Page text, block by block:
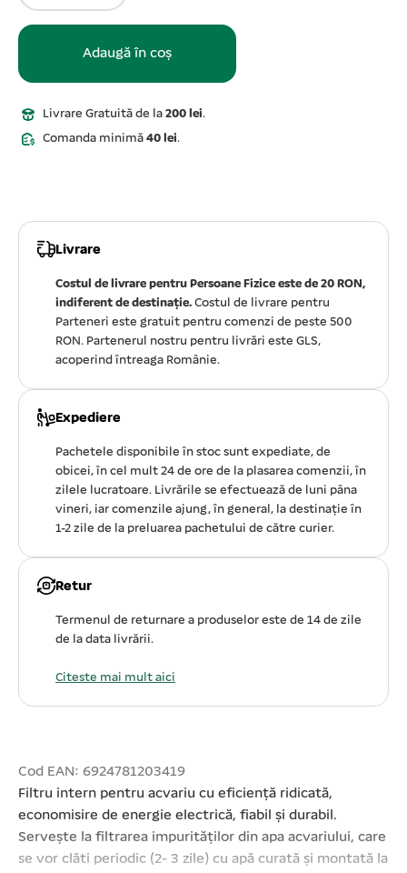
Adaugă în coș
Livrare Gratuită de la 200 lei.
Comanda minimă 40 lei.
Livrare
Costul de livrare pentru Persoane Fizice este de 20 RON,
indiferent de destinație. Costul de livrare pentru
Parteneri este gratuit pentru comenzi de peste 500
RON. Partenerul nostru pentru livrări este GLS,
acoperind întreaga Românie.
Expediere
Pachetele disponibile în stoc sunt expediate, de
obicei, în cel mult 24 de ore de la plasarea comenzii, în
zilele lucratoare. Livrările se efectuează de luni pâna
vineri, iar comenzile ajung, în general, la destinație în
1-2 zile de la preluarea pachetului de către curier.
Retur
Termenul de returnare a produselor este de 14 de zile
de la data livrării.
Citeste mai mult aici
Cod EAN: 6924781203419
Filtru intern pentru acvariu cu eficiență ridicată,
economisire de energie electrică, fiabil și durabil.
Servește la filtrarea impurităților din apa acvariului, care
se vor clăti periodic (2- 3 zile) cu apă curată și montată la